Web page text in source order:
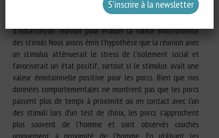
porcs sevrés ont été testés pour déterminer une préférence
d’isolation/de réunion pour évaluer la valeur émotionnelle
des stimuli. Nous avons émis l’hypothèse que la réunion avec
un stimulus atténuerait le stress de l’isolement social et
favoriserait un état positif, surtout si le stimulus avait une
valeur émotionnelle positive pour les porcs. Bien que nos
données comportementales ne montrent pas que les porcs
passent plus de temps à proximité ou en contact avec l’un
des stimuli lors d’un test de choix, les porcs s’approchent
plus souvent de l’homme et sont observés couchés